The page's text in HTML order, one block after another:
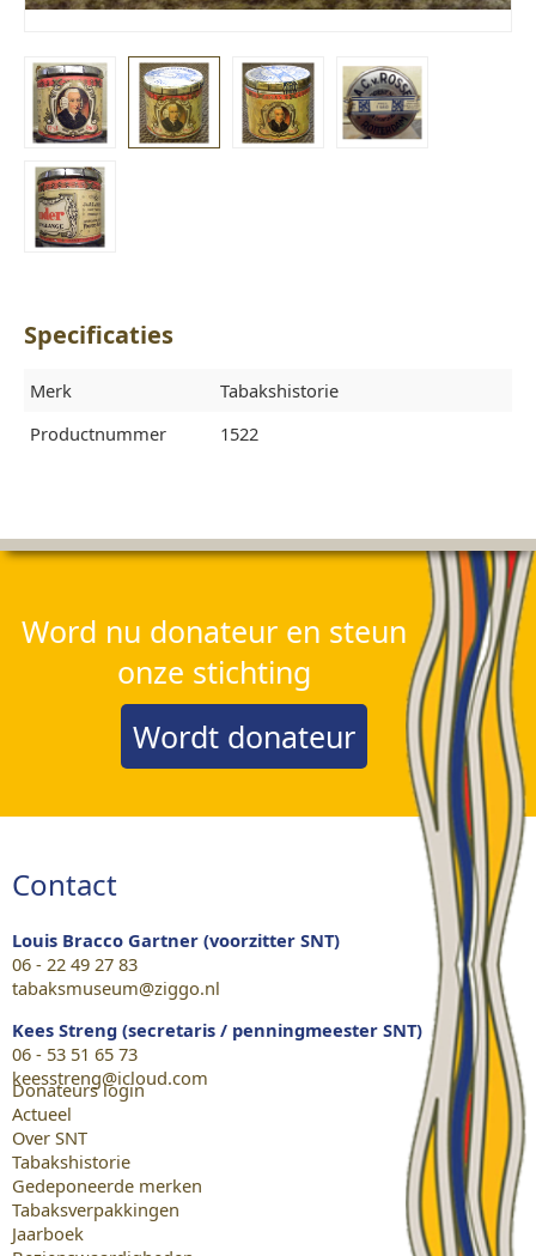
Specificaties
Merk
Tabakshistorie
Productnummer
1522
Word nu donateur en steun
onze stichting
Wordt donateur
Contact
Louis Bracco Gartner (voorzitter SNT)
06 - 22 49 27 83
tabaksmuseum@ziggo.nl
Kees Streng (secretaris / penningmeester SNT)
06 - 53 51 65 73
keesstreng@icloud.com
Donateurs login
Actueel
Over SNT
Tabakshistorie
Gedeponeerde merken
Tabaksverpakkingen
Jaarboek